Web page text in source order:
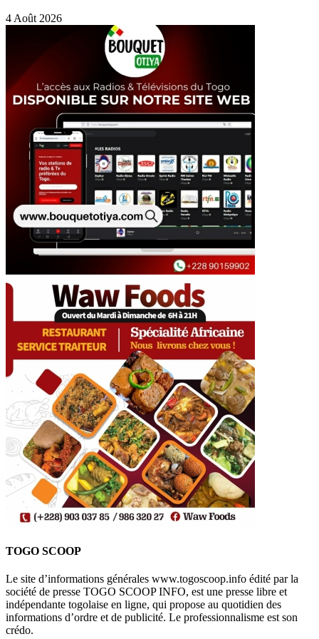
4 Août 2026
TOGO SCOOP
Le site d’informations générales www.togoscoop.info édité par la
société de presse TOGO SCOOP INFO, est une presse libre et
indépendante togolaise en ligne, qui propose au quotidien des
informations d’ordre et de publicité. Le professionnalisme est son
crédo.